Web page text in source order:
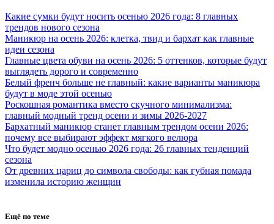
Какие сумки будут носить осенью 2026 года: 8 главных
трендов нового сезона
Маникюр на осень 2026: клетка, твид и бархат как главные
идеи сезона
Главные цвета обуви на осень 2026: 5 оттенков, которые будут
выглядеть дорого и современно
Белый френч больше не главный: какие варианты маникюра
будут в моде этой осенью
Роскошная романтика вместо скучного минимализма:
главный модный тренд осени и зимы 2026-2027
Бархатный маникюр станет главным трендом осени 2026:
почему все выбирают эффект мягкого велюра
Что будет модно осенью 2026 года: 26 главных тенденций
сезона
От древних цариц до символа свободы: как губная помада
изменила историю женщин
Ещё по теме